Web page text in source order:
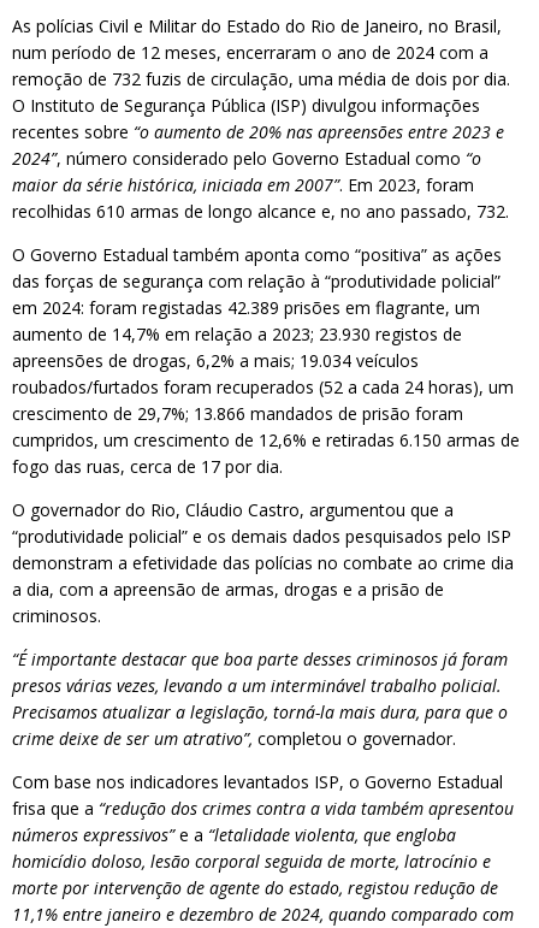
As polícias Civil e Militar do Estado do Rio de Janeiro, no Brasil,
num período de 12 meses, encerraram o ano de 2024 com a
remoção de 732 fuzis de circulação, uma média de dois por dia.
O Instituto de Segurança Pública (ISP) divulgou informações
recentes sobre “o aumento de 20% nas apreensões entre 2023 e
2024”, número considerado pelo Governo Estadual como “o
maior da série histórica, iniciada em 2007”. Em 2023, foram
recolhidas 610 armas de longo alcance e, no ano passado, 732.
O Governo Estadual também aponta como “positiva” as ações
das forças de segurança com relação à “produtividade policial”
em 2024: foram registadas 42.389 prisões em flagrante, um
aumento de 14,7% em relação a 2023; 23.930 registos de
apreensões de drogas, 6,2% a mais; 19.034 veículos
roubados/furtados foram recuperados (52 a cada 24 horas), um
crescimento de 29,7%; 13.866 mandados de prisão foram
cumpridos, um crescimento de 12,6% e retiradas 6.150 armas de
fogo das ruas, cerca de 17 por dia.
O governador do Rio, Cláudio Castro, argumentou que a
“produtividade policial” e os demais dados pesquisados pelo ISP
demonstram a efetividade das polícias no combate ao crime dia
a dia, com a apreensão de armas, drogas e a prisão de
criminosos.
“É importante destacar que boa parte desses criminosos já foram
presos várias vezes, levando a um interminável trabalho policial.
Precisamos atualizar a legislação, torná-la mais dura, para que o
crime deixe de ser um atrativo”, completou o governador.
Com base nos indicadores levantados ISP, o Governo Estadual
frisa que a “redução dos crimes contra a vida também apresentou
números expressivos”e a “letalidade violenta, que engloba
homicídio doloso, lesão corporal seguida de morte, latrocínio e
morte por intervenção de agente do estado, registou redução de
11,1% entre janeiro e dezembro de 2024, quando comparado com